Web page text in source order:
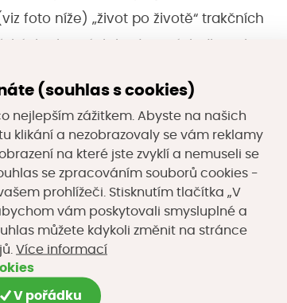
foto níže) „život po životě“ trakčních
jehož rámci se stacionární zásobník
na něm společnosti a
Energi (městská energetická
Science Park
měst). Cílem je prozkoumat možné
u obytných budov vybavených
(souhlas s cookies)
nejlepším zážitkem. Abyste na našich
klikání a nezobrazovaly se vám reklamy
na které jste zvyklí a nemuseli se
se zpracováním souborů cookies -
prohlížeči. Stisknutím tlačítka „V
vám poskytovali smysluplné a
můžete kdykoli změnit na stránce
Více informací
V pořádku